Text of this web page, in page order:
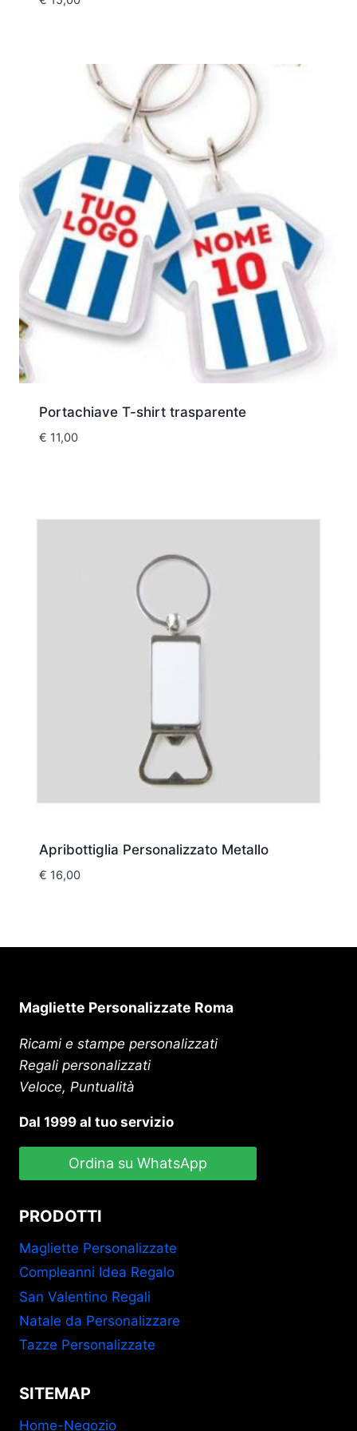
Portachiave T-shirt trasparente
€ 11,00
Apribottiglia Personalizzato Metallo
€ 16,00
Magliette Personalizzate Roma
Ricami e stampe personalizzati
Regali personalizzati
Veloce, Puntualità
Dal 1999 al tuo servizio
Ordina su WhatsApp
PRODOTTI
Magliette Personalizzate
Compleanni Idea Regalo
San Valentino Regali
Natale da Personalizzare
Tazze Personalizzate
SITEMAP
Home-Negozio